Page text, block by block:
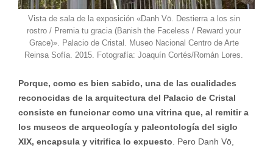
Vista de sala de la exposición «Danh Vō. Destierra a los sin
rostro / Premia tu gracia (Banish the Faceless / Reward your
Grace)». Palacio de Cristal. Museo Nacional Centro de Arte
Reinsa Sofía. 2015. Fotografía: Joaquín Cortés/Román Lores.
Porque, como es bien sabido, una de las cualidades
reconocidas de la arquitectura del Palacio de Cristal
consiste en funcionar como una vitrina que, al remitir a
los museos de arqueología y paleontología del siglo
XIX, encapsula y vitrifica lo expuesto . Pero Danh Vō,